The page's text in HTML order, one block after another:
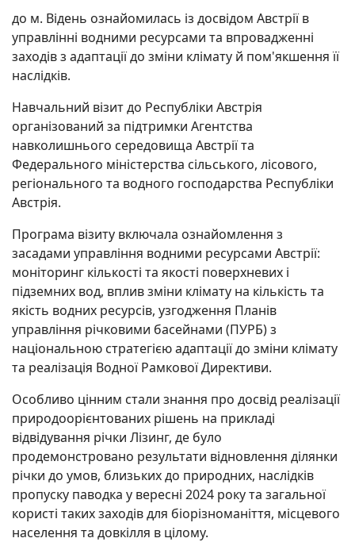
до м. Відень ознайомилась із досвідом Австрії в
управлінні водними ресурсами та впровадженні
заходів з адаптації до зміни клімату й пом'якшення її
наслідків.
Навчальний візит до Республіки Австрія
організований за підтримки Агентства
навколишнього середовища Австрії та
Федерального міністерства сільського, лісового,
регіонального та водного господарства Республіки
Австрія.
Програма візиту включала ознайомлення з
засадами управління водними ресурсами Австрії:
моніторинг кількості та якості поверхневих і
підземних вод, вплив зміни клімату на кількість та
якість водних ресурсів, узгодження Планів
управління річковими басейнами (ПУРБ) з
національною стратегією адаптації до зміни клімату
та реалізація Водної Рамкової Директиви.
Особливо цінним стали знання про досвід реалізації
природоорієнтованих рішень на прикладі
відвідування річки Лізинг, де було
продемонстровано результати відновлення ділянки
річки до умов, близьких до природних, наслідків
пропуску паводка у вересні 2024 року та загальної
користі таких заходів для біорізноманіття, місцевого
населення та довкілля в цілому.